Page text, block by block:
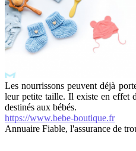
Les nourrissons peuvent déjà
leur petite taille. Il existe en effet
destinés aux bébés.
https://www.bebe-boutique.fr
Annuaire Fiable, l'assurance de